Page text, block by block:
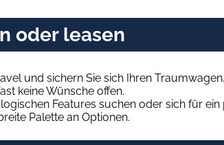
oder leasen
und sichern Sie sich Ihren Traumwagen.
keine Wünsche offen.
Features suchen oder sich für
Palette an Optionen.